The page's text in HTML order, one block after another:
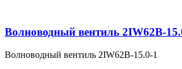
Волноводный вентиль 2IW62B-
Волноводный вентиль 2IW62B-15.0-1